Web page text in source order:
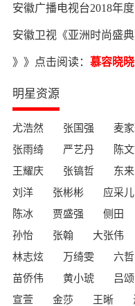
安徽广播电视台2018年
安徽卫视《亚洲时尚盛典
》》点击阅读： 慕容晓
明星资源
尤浩然 张国强 麦
张雨绮
严艺丹 陈
王耀庆
张镐哲 东
刘洋
张彬彬 应采儿
陈冰
贾盛强 侧田
孙怡
张翰 大张伟
林志炫
万绮雯 六哲
苗侨伟
黄小琥 吕
宣萱
金莎 王晰